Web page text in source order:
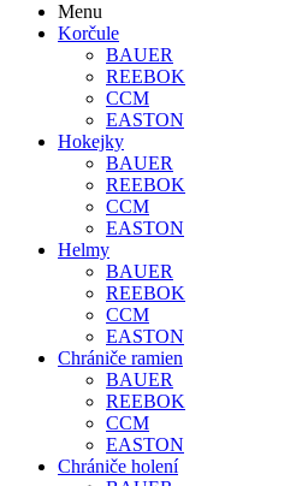
Menu
Korčule
BAUER
REEBOK
CCM
EASTON
Hokejky
BAUER
REEBOK
CCM
EASTON
Helmy
BAUER
REEBOK
CCM
EASTON
Chrániče ramien
BAUER
REEBOK
CCM
EASTON
Chrániče holení